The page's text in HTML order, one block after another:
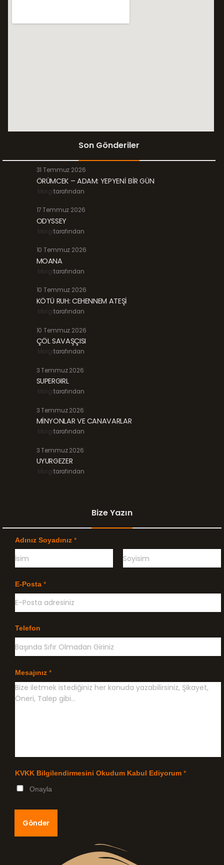
Son Gönderiler
31 Temmuz 2026
ÖRÜMCEK – ADAM: YEPYENİ BİR GÜN
Margitarafından
17 Temmuz 2026
ODYSSEY
Margitarafından
10 Temmuz 2026
MOANA
Margitarafından
10 Temmuz 2026
KÖTÜ RUH: CEHENNEM ATEŞİ
Margitarafından
10 Temmuz 2026
ÇÖL SAVAŞÇISI
Margitarafından
3 Temmuz 2026
SUPERGIRL
Margitarafından
3 Temmuz 2026
MİNYONLAR VE CANAVARLAR
Margitarafından
3 Temmuz 2026
UYURGEZER
Margitarafından
Bize Yazın
Adınız Soyadınız *
c
e
i
l
e
E-Posta *
Telefon
Mesajınız *
KVKK Bilgilendirmesini Okudum Kabul Ediyorum *
Onayla
Gönder